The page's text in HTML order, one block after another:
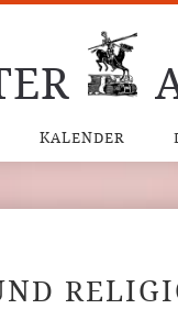
KALENDER